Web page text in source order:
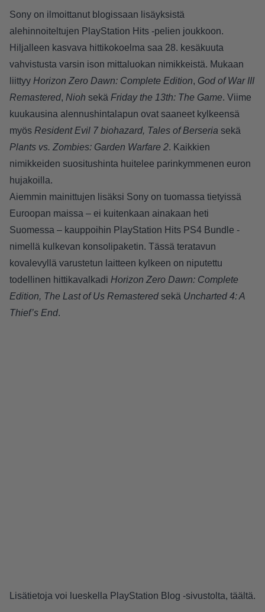
Sony on ilmoittanut blogissaan lisäyksistä
alehinnoiteltujen PlayStation Hits -pelien joukkoon.
Hiljalleen kasvava hittikokoelma saa 28. kesäkuuta
vahvistusta varsin ison mittaluokan nimikkeistä. Mukaan
liittyy Horizon Zero Dawn: Complete Edition, God of War III
Remastered, Nioh sekä Friday the 13th: The Game. Viime
kuukausina alennushintalapun ovat saaneet kylkeensä
myös Resident Evil 7 biohazard, Tales of Berseria sekä
Plants vs. Zombies: Garden Warfare 2. Kaikkien
nimikkeiden suositushinta huitelee parinkymmenen euron
hujakoilla.
Aiemmin mainittujen lisäksi Sony on tuomassa tietyissä
Euroopan maissa – ei kuitenkaan ainakaan heti
Suomessa – kauppoihin PlayStation Hits PS4 Bundle -
nimellä kulkevan konsolipaketin. Tässä teratavun
kovalevyllä varustetun laitteen kylkeen on niputettu
todellinen hittikavalkadi Horizon Zero Dawn: Complete
Edition, The Last of Us Remastered sekä Uncharted 4: A
Thief’s End.
Lisätietoja voi lueskella PlayStation Blog -sivustolta, täältä.